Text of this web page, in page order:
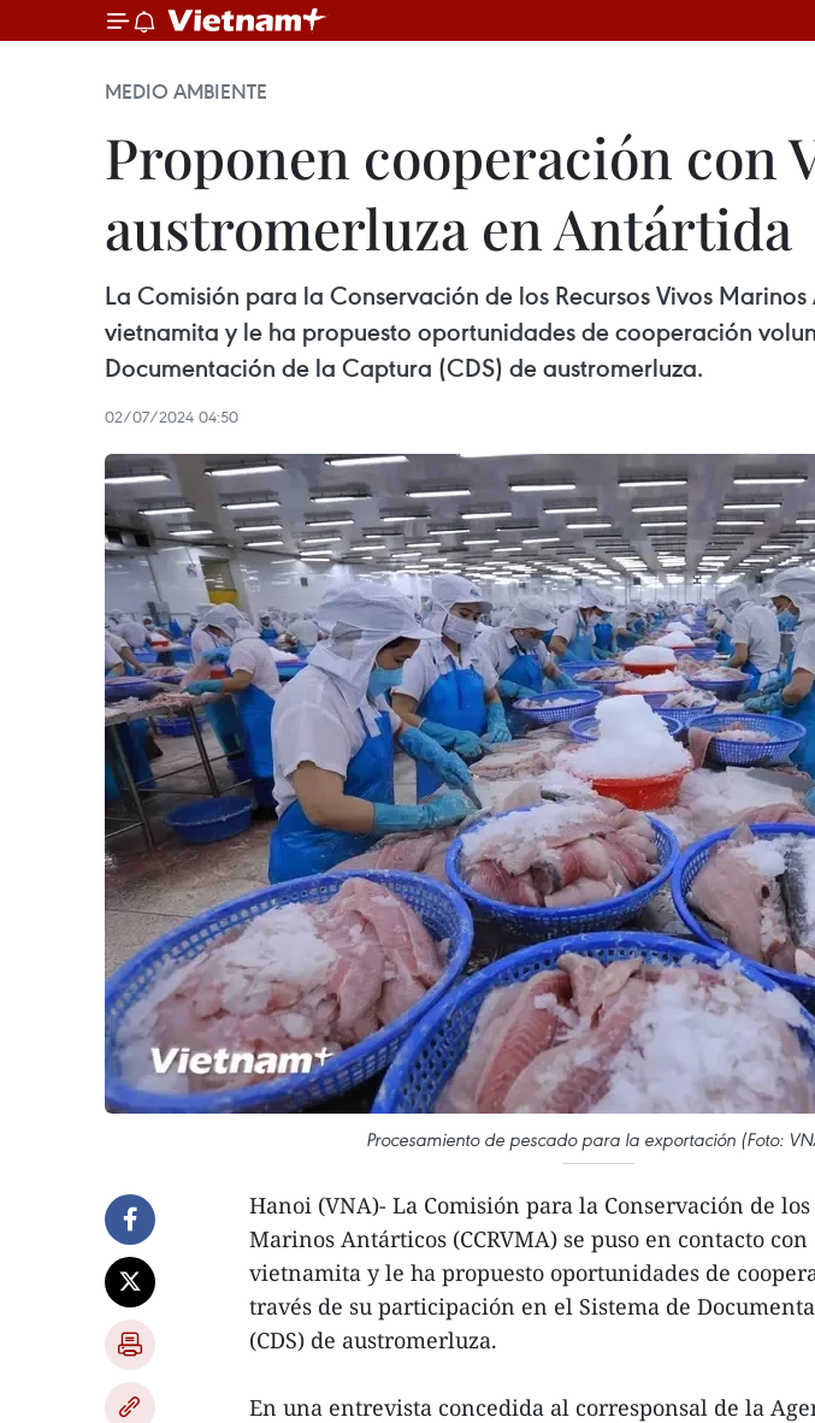
MEDIO AMBIENTE
Proponen cooperación con
austromerluza en Antártida
La Comisión para la Conservación de los Recursos Vivos
vietnamita y le ha propuesto oportunidades de cooperación
Documentación de la Captura (CDS) de austromerluza.
02/07/2024 04:50
Procesamiento de pescado para la exportación (Foto:
Hanoi (VNA)- La Comisión para la Conservación de los
Marinos Antárticos (CCRVMA) se puso en contacto
vietnamita y le ha propuesto oportunidades de
través de su participación en el Sistema de
(CDS) de austromerluza.
En una entrevista concedida al corresponsal de la